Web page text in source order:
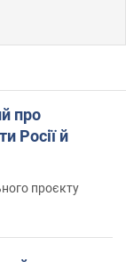
про
Росії й
проєкту